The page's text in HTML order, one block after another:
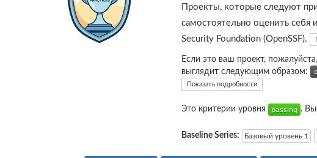
Проекты, которые следуют
самостоятельно оценить себя
Security Foundation (OpenSSF).
Если это ваш проект,
выглядит следующим образом:
Показать подробности
Это критерии уровня . Вы
Baseline Series: Базовый уровень 1